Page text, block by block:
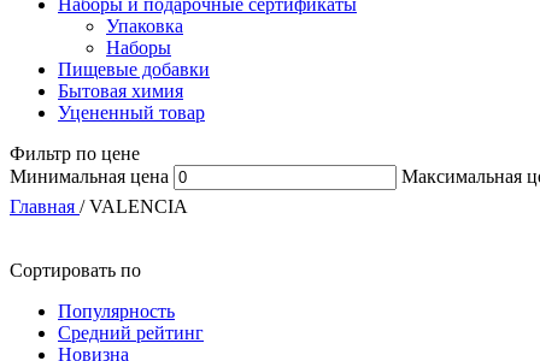
Упаковка
Наборы
Пищевые добавки
Бытовая химия
Уцененный товар
Фильтр по цене
Минимальная цена
Максимальная
Главная / VALENCIA
Сортировать по
Популярность
Средний рейтинг
Новизна